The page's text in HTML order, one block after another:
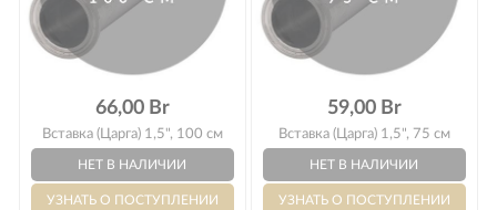
66,00 Br
Вставка (Царга) 1,5", 100 см
59,00 Br
Вставка (Царга) 1,5", 75 см